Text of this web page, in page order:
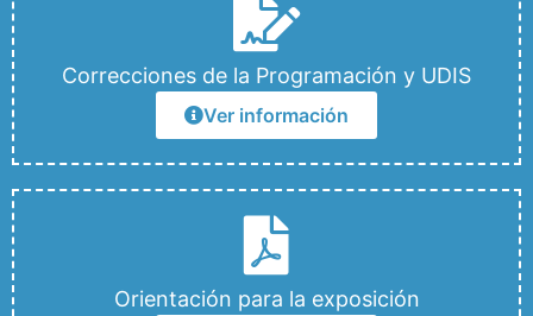
Correcciones de la Programación y UDIS
Ver información
Orientación para la exposición